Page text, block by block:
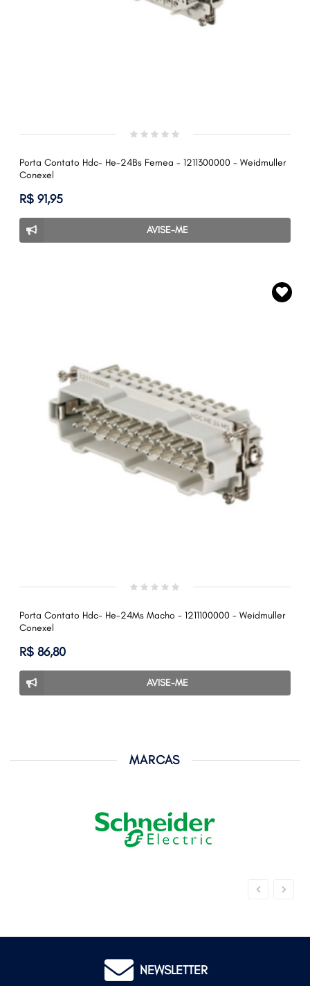
Porta Contato Hdc- He-24Bs Femea - 1211300000 - Weidmuller
Conexel
R$ 91,95
AVISE-ME
Porta Contato Hdc- He-24Ms Macho - 1211100000 - Weidmuller
Conexel
R$ 86,80
AVISE-ME
MARCAS
NEWSLETTER